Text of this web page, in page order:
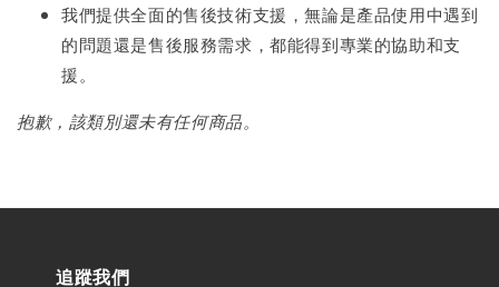
我們提供全面的售後技術支援，無論是產品使用中遇到
的問題還是售後服務需求，都能得到專業的協助和支
援。
抱歉，該類別還未有任何商品。
追蹤我們